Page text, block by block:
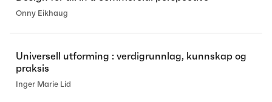
Onny Eikhaug
Universell utforming : verdigrunnlag, kunnskap og
praksis
Inger Marie Lid